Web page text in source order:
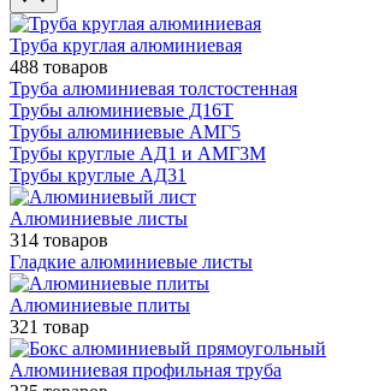
Труба круглая алюминиевая
488 товаров
Труба алюминиевая толстостенная
Трубы алюминиевые Д16Т
Трубы алюминиевые АМГ5
Трубы круглые АД1 и АМГ3М
Трубы круглые АД31
Алюминиевые листы
314 товаров
Гладкие алюминиевые листы
Алюминиевые плиты
321 товар
Алюминиевая профильная труба